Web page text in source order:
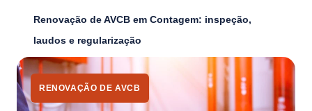
Renovação de AVCB em Contagem: inspeção,
laudos e regularização
RENOVAÇÃO DE AVCB